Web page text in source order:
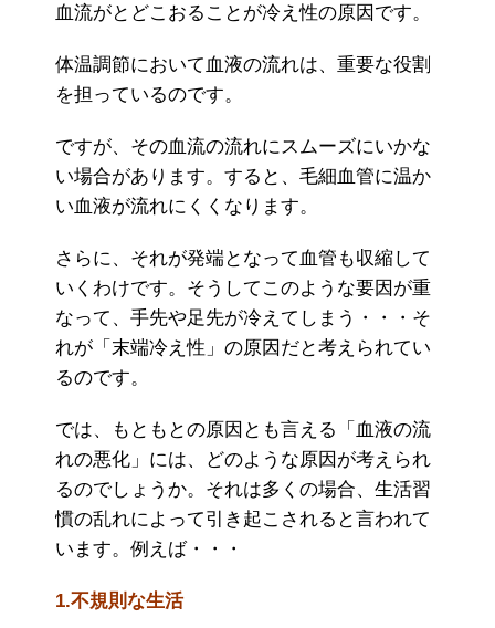
血流がとどこおることが冷え性の原因です。
体温調節において血液の流れは、重要な役割
を担っているのです。
ですが、その血流の流れにスムーズにいかな
い場合があります。すると、毛細血管に温か
い血液が流れにくくなります。
さらに、それが発端となって血管も収縮して
いくわけです。そうしてこのような要因が重
なって、手先や足先が冷えてしまう・・・そ
れが「末端冷え性」の原因だと考えられてい
るのです。
では、もともとの原因とも言える「血液の流
れの悪化」には、どのような原因が考えられ
るのでしょうか。それは多くの場合、生活習
慣の乱れによって引き起こされると言われて
います。例えば・・・
1.不規則な生活